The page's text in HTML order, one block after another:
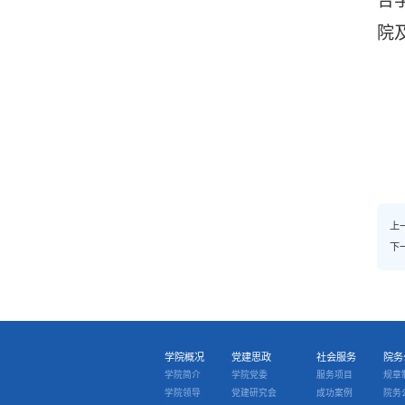
院
下
学院概况
学院简介
学院领导
党建思政
学院党委
党建研究会
社会服务
服务项目
成功案例
院
规章
院务